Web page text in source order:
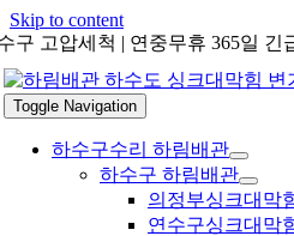
Skip to content
구 고압세척 | 연중무휴 365일 긴
Toggle Navigation
하수구수리 하림배관
하수구 하림배관
의정부싱크대막
연수구싱크대막